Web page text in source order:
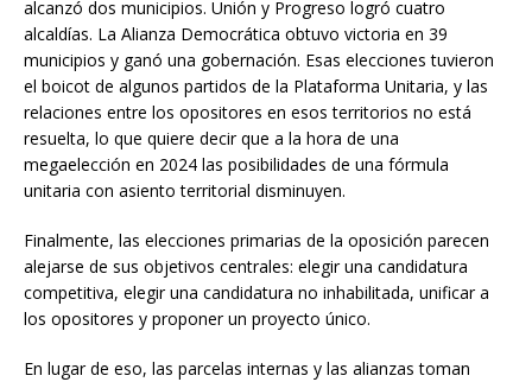
alcanzó dos municipios. Unión y Progreso logró cuatro
alcaldías. La Alianza Democrática obtuvo victoria en 39
municipios y ganó una gobernación. Esas elecciones tuvieron
el boicot de algunos partidos de la Plataforma Unitaria, y las
relaciones entre los opositores en esos territorios no está
resuelta, lo que quiere decir que a la hora de una
megaelección en 2024 las posibilidades de una fórmula
unitaria con asiento territorial disminuyen.
Finalmente, las elecciones primarias de la oposición parecen
alejarse de sus objetivos centrales: elegir una candidatura
competitiva, elegir una candidatura no inhabilitada, unificar a
los opositores y proponer un proyecto único.
En lugar de eso, las parcelas internas y las alianzas toman